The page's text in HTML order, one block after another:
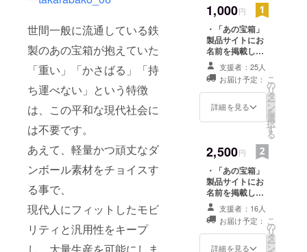
世間一般に流通している鉄
製のあの宝箱が抱えていた
「重い」「かさばる」「持
ち運べない」という特徴
は、この平和な現代社会に
は不要です。
あえて、軽量かつ頑丈なダ
ンボール素材をチョイスす
る事で、
現代人にフィットしたモビ
リティと汎用性をキープ
http://2ngen.j
p/
●Kinect 巨乳
WORLD
CUP 2012
1,000円
・「あの宝箱」
製品サイトにお
名前を掲載しま
す ・「あの宝箱
（小）」を1箱プ
レゼント （送料
込） ・ちいさい
メダルを1枚プレ
支援者：25人
お届け予定：
詳細を見る
こ
の
リ
タ
ー
ン
を
選
択
す
る
2,500円
・「あの宝箱」
製品サイトにお
名前を掲載しま
す ・「あの宝箱
（小）」を1箱プ
レゼント （送料
込） ・「あの宝
箱（中）」を1箱
支援者：16人
お届け予定：
詳細を見る
こ
の
リ
タ
ー
ン